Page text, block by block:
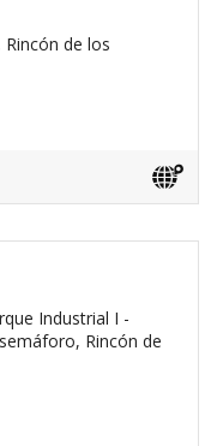
de los
Industrial I -
Rincón de